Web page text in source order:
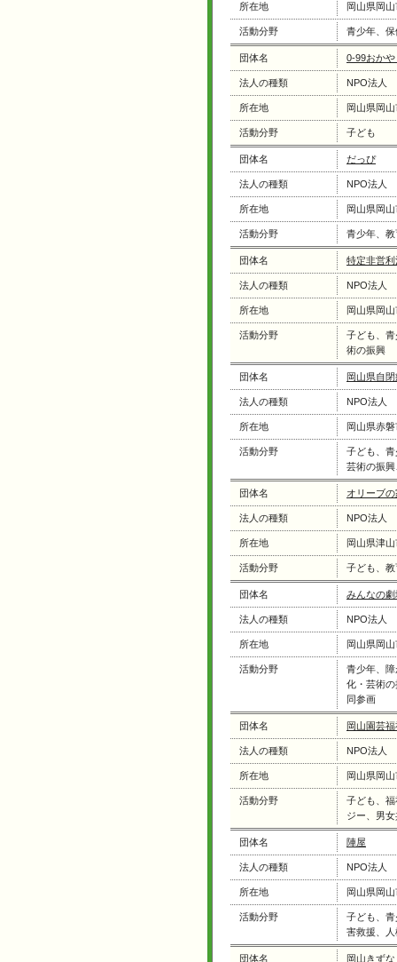
所在地 岡山県岡
活動分野 青少年、
団体名 0-99おか
法人の種類 NPO法人
所在地 岡山県岡
活動分野 子ども
団体名 だっぴ
法人の種類 NPO法人
所在地 岡山県岡
活動分野 青少年、
団体名 特定非営
法人の種類 NPO法人
所在地 岡山県岡
活動分野
子ども、
術の振興
団体名 岡山県自
法人の種類 NPO法人
所在地 岡山県赤磐
活動分野
子ども、
芸術の振
団体名 オリーブの
法人の種類 NPO法人
所在地 岡山県津山
活動分野 子ども、
団体名 みんなの
法人の種類 NPO法人
所在地 岡山県岡
活動分野
青少年、
化・芸術
同参画
団体名 岡山園芸
法人の種類 NPO法人
所在地 岡山県岡山
活動分野
子ども、
ジー、男
団体名 陣屋
法人の種類 NPO法人
所在地 岡山県岡
活動分野
子ども、
害救援、
団体名 岡山きずな